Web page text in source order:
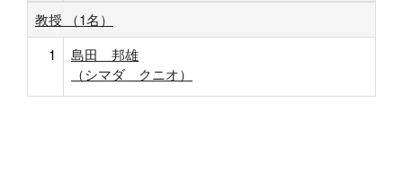
教授 （1名）
1
島田 邦雄
（シマダ クニオ）